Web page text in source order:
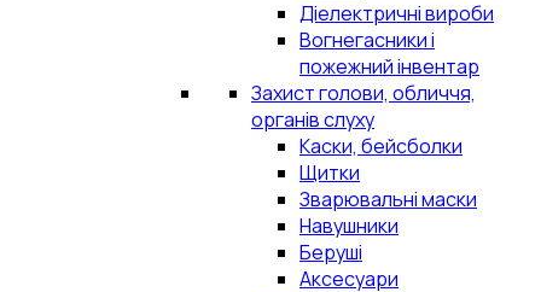
Діелектричні вироби
Вогнегасники і
пожежний інвентар
Захист голови, обличчя,
органів слуху
Каски, бейсболки
Щитки
Зварювальні маски
Навушники
Беруші
Аксесуари